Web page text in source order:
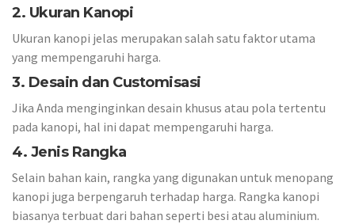
2. Ukuran Kanopi
Ukuran kanopi jelas merupakan salah satu faktor utama
yang mempengaruhi harga.
3. Desain dan Customisasi
Jika Anda menginginkan desain khusus atau pola tertentu
pada kanopi, hal ini dapat mempengaruhi harga.
4. Jenis Rangka
Selain bahan kain, rangka yang digunakan untuk menopang
kanopi juga berpengaruh terhadap harga. Rangka kanopi
biasanya terbuat dari bahan seperti besi atau aluminium.